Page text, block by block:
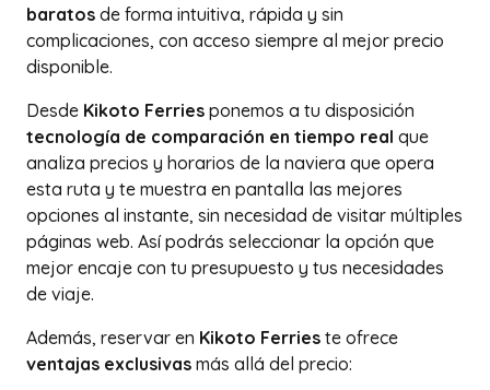
baratos de forma intuitiva, rápida y sin
complicaciones, con acceso siempre al mejor precio
disponible.
Desde Kikoto Ferries ponemos a tu disposición
tecnología de comparación en tiempo real que
analiza precios y horarios de la naviera que opera
esta ruta y te muestra en pantalla las mejores
opciones al instante, sin necesidad de visitar múltiples
páginas web. Así podrás seleccionar la opción que
mejor encaje con tu presupuesto y tus necesidades
de viaje.
Además, reservar en Kikoto Ferries te ofrece
ventajas exclusivas más allá del precio: